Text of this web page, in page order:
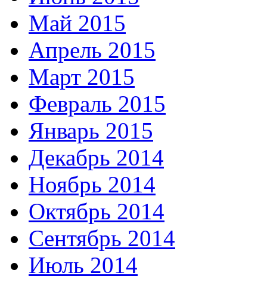
Май 2015
Апрель 2015
Март 2015
Февраль 2015
Январь 2015
Декабрь 2014
Ноябрь 2014
Октябрь 2014
Сентябрь 2014
Июль 2014